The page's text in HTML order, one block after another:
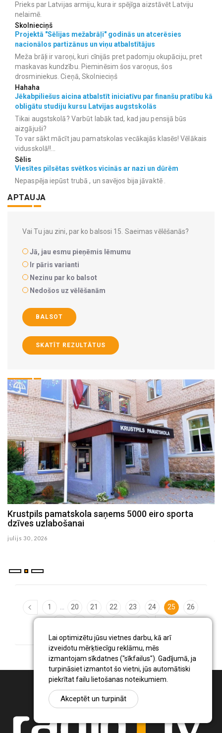
Lai optimizētu jūsu vietnes darbu, kā arī
izveidotu mērķtiecīgu reklāmu, mēs
izmantojam sīkdatnes ("sīkfailus"). Gadījumā, ja
turpināsiet izmantot šo vietni, jūs automātiski
piekrītat failu lietošanas noteikumiem.
Akceptēt un turpināt
Prieks par Latvijas armiju, kura ir spējīga aizstāvēt Latviju
nelaimē.
Skolnieciņš
Projektā "Sēlijas mežabrāļi" godinās un atcerēsies
nacionālos partizānus un viņu atbalstītājus
Meža brāļi ir varoņi, kuri cīnijās pret padomju okupāciju, pret
maskavas kundzību. Pieminēsim šos varoņus, šos
drosminiekus. Cieņā, Skolnieciņš
Hahaha
Jēkabpiliešus aicina atbalstīt iniciatīvu par finanšu pratību kā
obligātu studiju kursu Latvijas augstskolās
Tikai augstskolā? Varbūt labāk tad, kad jau pensijā būs
aizgājuši?
To var sākt mācīt jau pamatskolas vecākajās klasēs! Vēlākais
vidusskolā!!...
Sēlis
Viesītes pilsētas svētkos vicinās ar nazi un dūrēm
Nepaspēja iepūst trubā , un savējos bija jāvaktē .
APTAUJA
Vai Tu jau zini, par ko balsosi 15. Saeimas vēlēšanās?
Jā, jau esmu pieņēmis lēmumu
Ir pāris varianti
Nezinu par ko balsot
Nedošos uz vēlēšanām
BALSOT
SKATĪT REZULTĀTUS
Jēkabpils Tautas namā piektdien notiks Andra
Grīnberga desmitās grāmatas atvēršanas svētki
julijs 29 , 2026
1 20 21 22 23 24 25
26